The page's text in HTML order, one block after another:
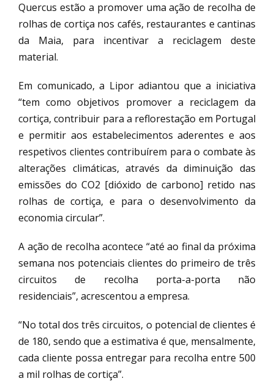
Quercus estão a promover uma ação de recolha de
rolhas de cortiça nos cafés, restaurantes e cantinas
da Maia, para incentivar a reciclagem deste
material.
Em comunicado, a Lipor adiantou que a iniciativa
“tem como objetivos promover a reciclagem da
cortiça, contribuir para a reflorestação em Portugal
e permitir aos estabelecimentos aderentes e aos
respetivos clientes contribuírem para o combate às
alterações climáticas, através da diminuição das
emissões do CO2 [dióxido de carbono] retido nas
rolhas de cortiça, e para o desenvolvimento da
economia circular”.
A ação de recolha acontece “até ao final da próxima
semana nos potenciais clientes do primeiro de três
circuitos de recolha porta-a-porta não
residenciais”, acrescentou a empresa.
“No total dos três circuitos, o potencial de clientes é
de 180, sendo que a estimativa é que, mensalmente,
cada cliente possa entregar para recolha entre 500
a mil rolhas de cortiça”.